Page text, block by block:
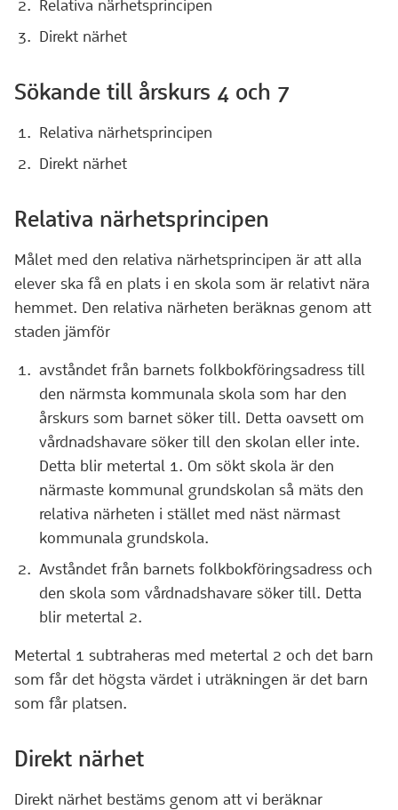
Relativa närhetsprincipen
Direkt närhet
Sökande till årskurs 4 och 7
Relativa närhetsprincipen
Direkt närhet
Relativa närhetsprincipen
Målet med den relativa närhetsprincipen är att alla
elever ska få en plats i en skola som är relativt nära
hemmet. Den relativa närheten beräknas genom att
staden jämför
avståndet från barnets folkbokföringsadress till
den närmsta kommunala skola som har den
årskurs som barnet söker till. Detta oavsett om
vårdnadshavare söker till den skolan eller inte.
Detta blir metertal 1. Om sökt skola är den
närmaste kommunal grundskolan så mäts den
relativa närheten i stället med näst närmast
kommunala grundskola.
Avståndet från barnets folkbokföringsadress och
den skola som vårdnadshavare söker till. Detta
blir metertal 2.
Metertal 1 subtraheras med metertal 2 och det barn
som får det högsta värdet i uträkningen är det barn
som får platsen.
Direkt närhet
Direkt närhet bestäms genom att vi beräknar